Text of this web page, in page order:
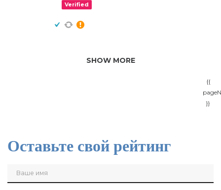
Verified
SHOW MORE
{{
}}
Оставьте свой рейтинг